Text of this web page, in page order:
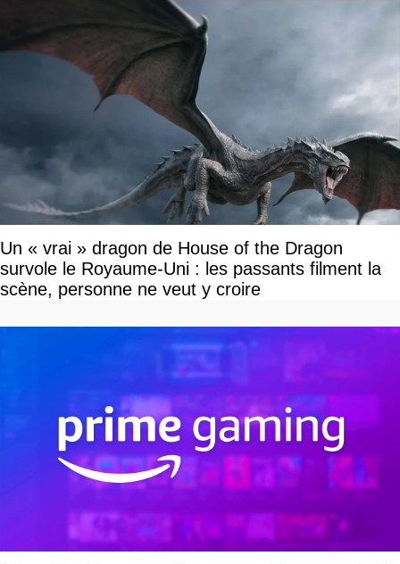
Un « vrai » dragon de House of the Dragon
survole le Royaume-Uni : les passants filment la
scène, personne ne veut y croire